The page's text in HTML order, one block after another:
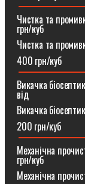
Чистка та
грн/куб
Чистка та
400 грн/куб
Викачка
Викачка
200 грн/куб
Механічна
грн/куб
Механічна